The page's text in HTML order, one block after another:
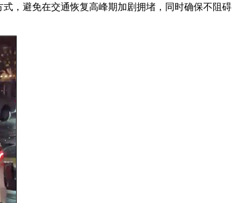
，避免在交通恢复高峰期加剧拥堵，同时确保不阻碍